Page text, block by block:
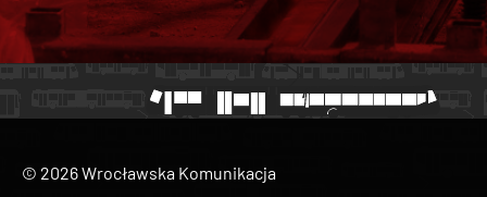
© 2026 Wrocławska Komunikacja